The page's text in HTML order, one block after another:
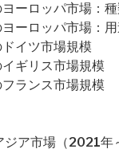
ーロッパ市場：
ーロッパ市場：
イツ市場規模
ギリス市場規模
ランス市場規模
ジア市場（2021年